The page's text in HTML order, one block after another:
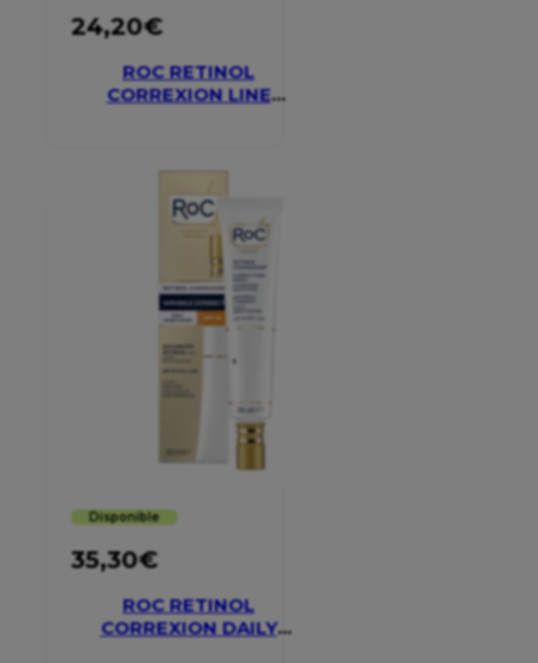
24,20€
ROC RETINOL
CORREXION LINE
Disponible
35,30€
ROC RETINOL
CORREXION DAILY